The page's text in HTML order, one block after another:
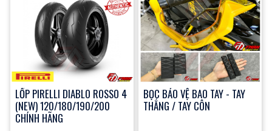
LỐP PIRELLI DIABLO ROSSO 4
(NEW) 120/180/190/200
CHÍNH HÃNG
BỌC BẢO VỆ BAO TAY - TAY
THẮNG / TAY CÔN